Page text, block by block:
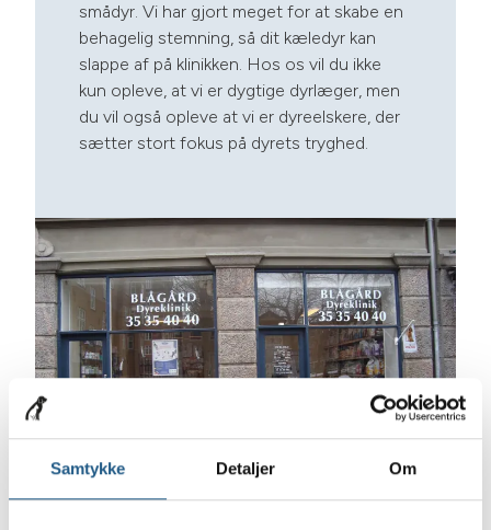
Samtykke Detaljer Om
smådyr. Vi har gjort meget for at skabe en
behagelig stemning, så dit kæledyr kan
slappe af på klinikken. Hos os vil du ikke
kun opleve, at vi er dygtige dyrlæger, men
du vil også opleve at vi er dyreelskere, der
sætter stort fokus på dyrets tryghed.